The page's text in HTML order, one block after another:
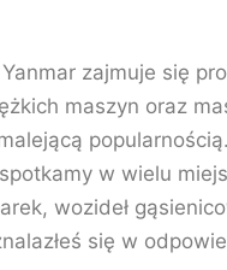
zajmuje się
maszyn oraz
w wielu
wozideł
się w